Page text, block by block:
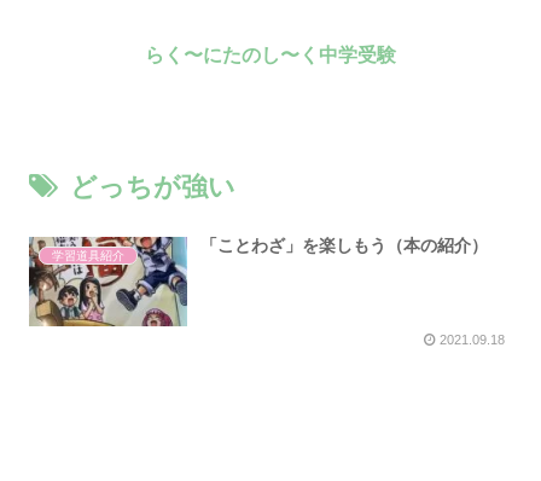
らく〜にたのし〜く中学受験
どっちが強い
学習道具紹介
「ことわざ」を楽しもう（本の紹介）
2021.09.18